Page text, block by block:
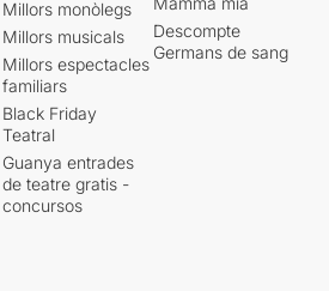
Millors monòlegs
Millors musicals
Millors espectacles
familiars
Black Friday
Teatral
Guanya entrades
de teatre gratis -
concursos
Descompte
Germans de sang